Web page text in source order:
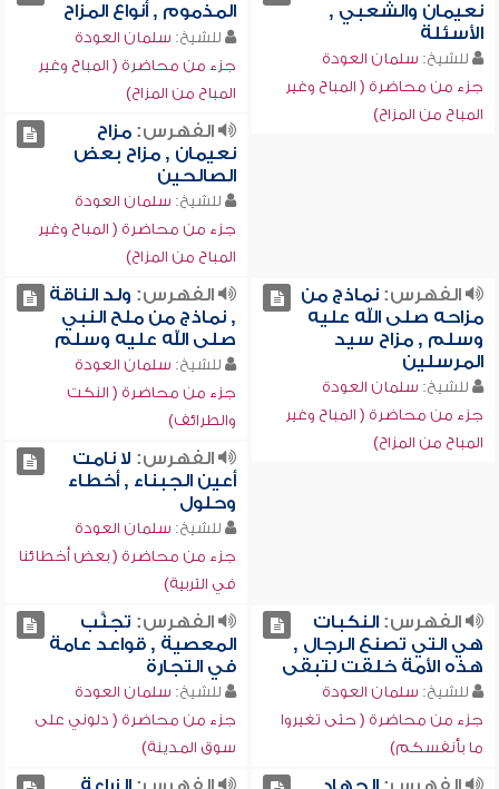
نعيمان والشعبي ,
الأسئلة
للشيخ: سلمان العودة
جزء من محاضرة ( المباح وغير
المباح من المزاح)
المذموم , أنواع المزاح
للشيخ: سلمان العودة
جزء من محاضرة ( المباح وغير
المباح من المزاح)
الفهرس:مزاح
نعيمان , مزاح بعض
الصالحين
للشيخ: سلمان العودة
جزء من محاضرة ( المباح وغير
المباح من المزاح)
الفهرس:نماذج من
مزاحه صلى الله عليه
وسلم , مزاح سيد
المرسلين
للشيخ: سلمان العودة
جزء من محاضرة ( المباح وغير
المباح من المزاح)
الفهرس: ولد الناقة
, نماذج من ملح النبي
صلى الله عليه وسلم
للشيخ: سلمان العودة
جزء من محاضرة ( النكت
والطرائف)
الفهرس: لا نامت
أعين الجبناء , أخطاء
وحلول
للشيخ: سلمان العودة
جزء من محاضرة ( بعض أخطائنا
في التربية)
الفهرس:النكبات
هي التي تصنع الرجال ,
هذه الأمة خلقت لتبقى
للشيخ: سلمان العودة
جزء من محاضرة ( حتى تغيروا
ما بأنفسكم)
الفهرس: تجنَّب
المعصية , قواعد عامة
في التجارة
للشيخ: سلمان العودة
جزء من محاضرة ( دلوني على
سوق المدينة)